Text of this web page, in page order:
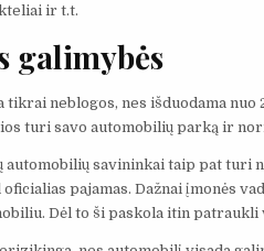
ir t.t.
galimybės
tikrai neblogos, nes išduodama
turi savo automobilių parką ir
automobilių savininkai taip pat turi
pajamas. Dažnai įmonės
Dėl to ši paskola itin